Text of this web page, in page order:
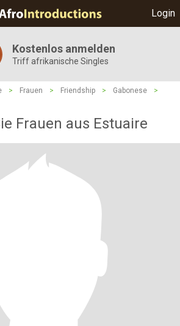
Login
Kostenlos anmelden
Triff afrikanische Singles
> Frauen > Friendship > Gabonese
>
Frauen aus Estuaire